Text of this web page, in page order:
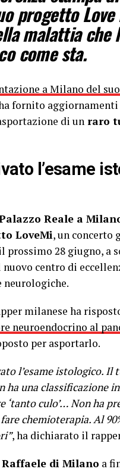
progetto Love
malattia che
come sta.
a Milano del
fornito aggiornamenti
di un raro
l’esame
Reale a
LoveMi, un concerto
prossimo 28 giugno, a
centro di
milanese ha
neuroendocrino al
per asportarlo.
l’esame istologico. Il
ha una classificazione
‘tanto culo’… Non ha
chemioterapia. Al
, ha dichiarato il
Raffaele di Milano a